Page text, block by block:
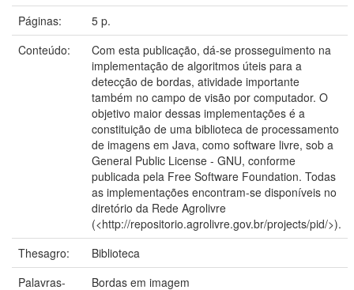
Páginas:
5 p.
Conteúdo:
Com esta publicação, dá-se prosseguimento na
implementação de algoritmos úteis para a
detecção de bordas, atividade importante
também no campo de visão por computador. O
objetivo maior dessas implementações é a
constituição de uma biblioteca de processamento
de imagens em Java, como software livre, sob a
General Public License - GNU, conforme
publicada pela Free Software Foundation. Todas
as implementações encontram-se disponíveis no
diretório da Rede Agrolivre
(<http://repositorio.agrolivre.gov.br/projects/pid/>).
Thesagro:
Biblioteca
Palavras-
Bordas em imagem